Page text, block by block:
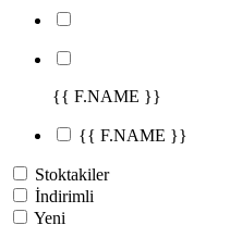
{{ F.NAME }}
{{ F.NAME }}
Stoktakiler
İndirimli
Yeni